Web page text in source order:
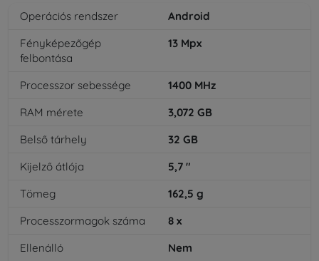
Operációs rendszer
Android
Fényképezőgép
felbontása
13 Mpx
Processzor sebessége 1400 MHz
RAM mérete
3,072 GB
Belső tárhely
32 GB
Kijelző átlója
5,7 "
Tömeg
162,5 g
Processzormagok száma
8 x
Ellenálló
Nem